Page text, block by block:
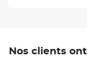
Nos clients